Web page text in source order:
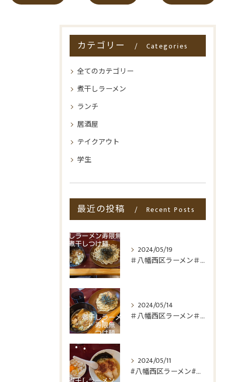
カテゴリー Categories
全てのカテゴリー
煮干しラーメン
ランチ
居酒屋
テイクアウト
学生
最近の投稿 Recent Posts
2024/05/19
＃八幡西区ラーメン＃八幡西区折尾ラーメン
2024/05/14
＃八幡西区ラーメン＃折尾ラーメン＃つけ麺＃非豚骨
2024/05/11
#八幡西区ラーメン#折尾ラーメン#非豚骨#煮干しラーメン寿限...